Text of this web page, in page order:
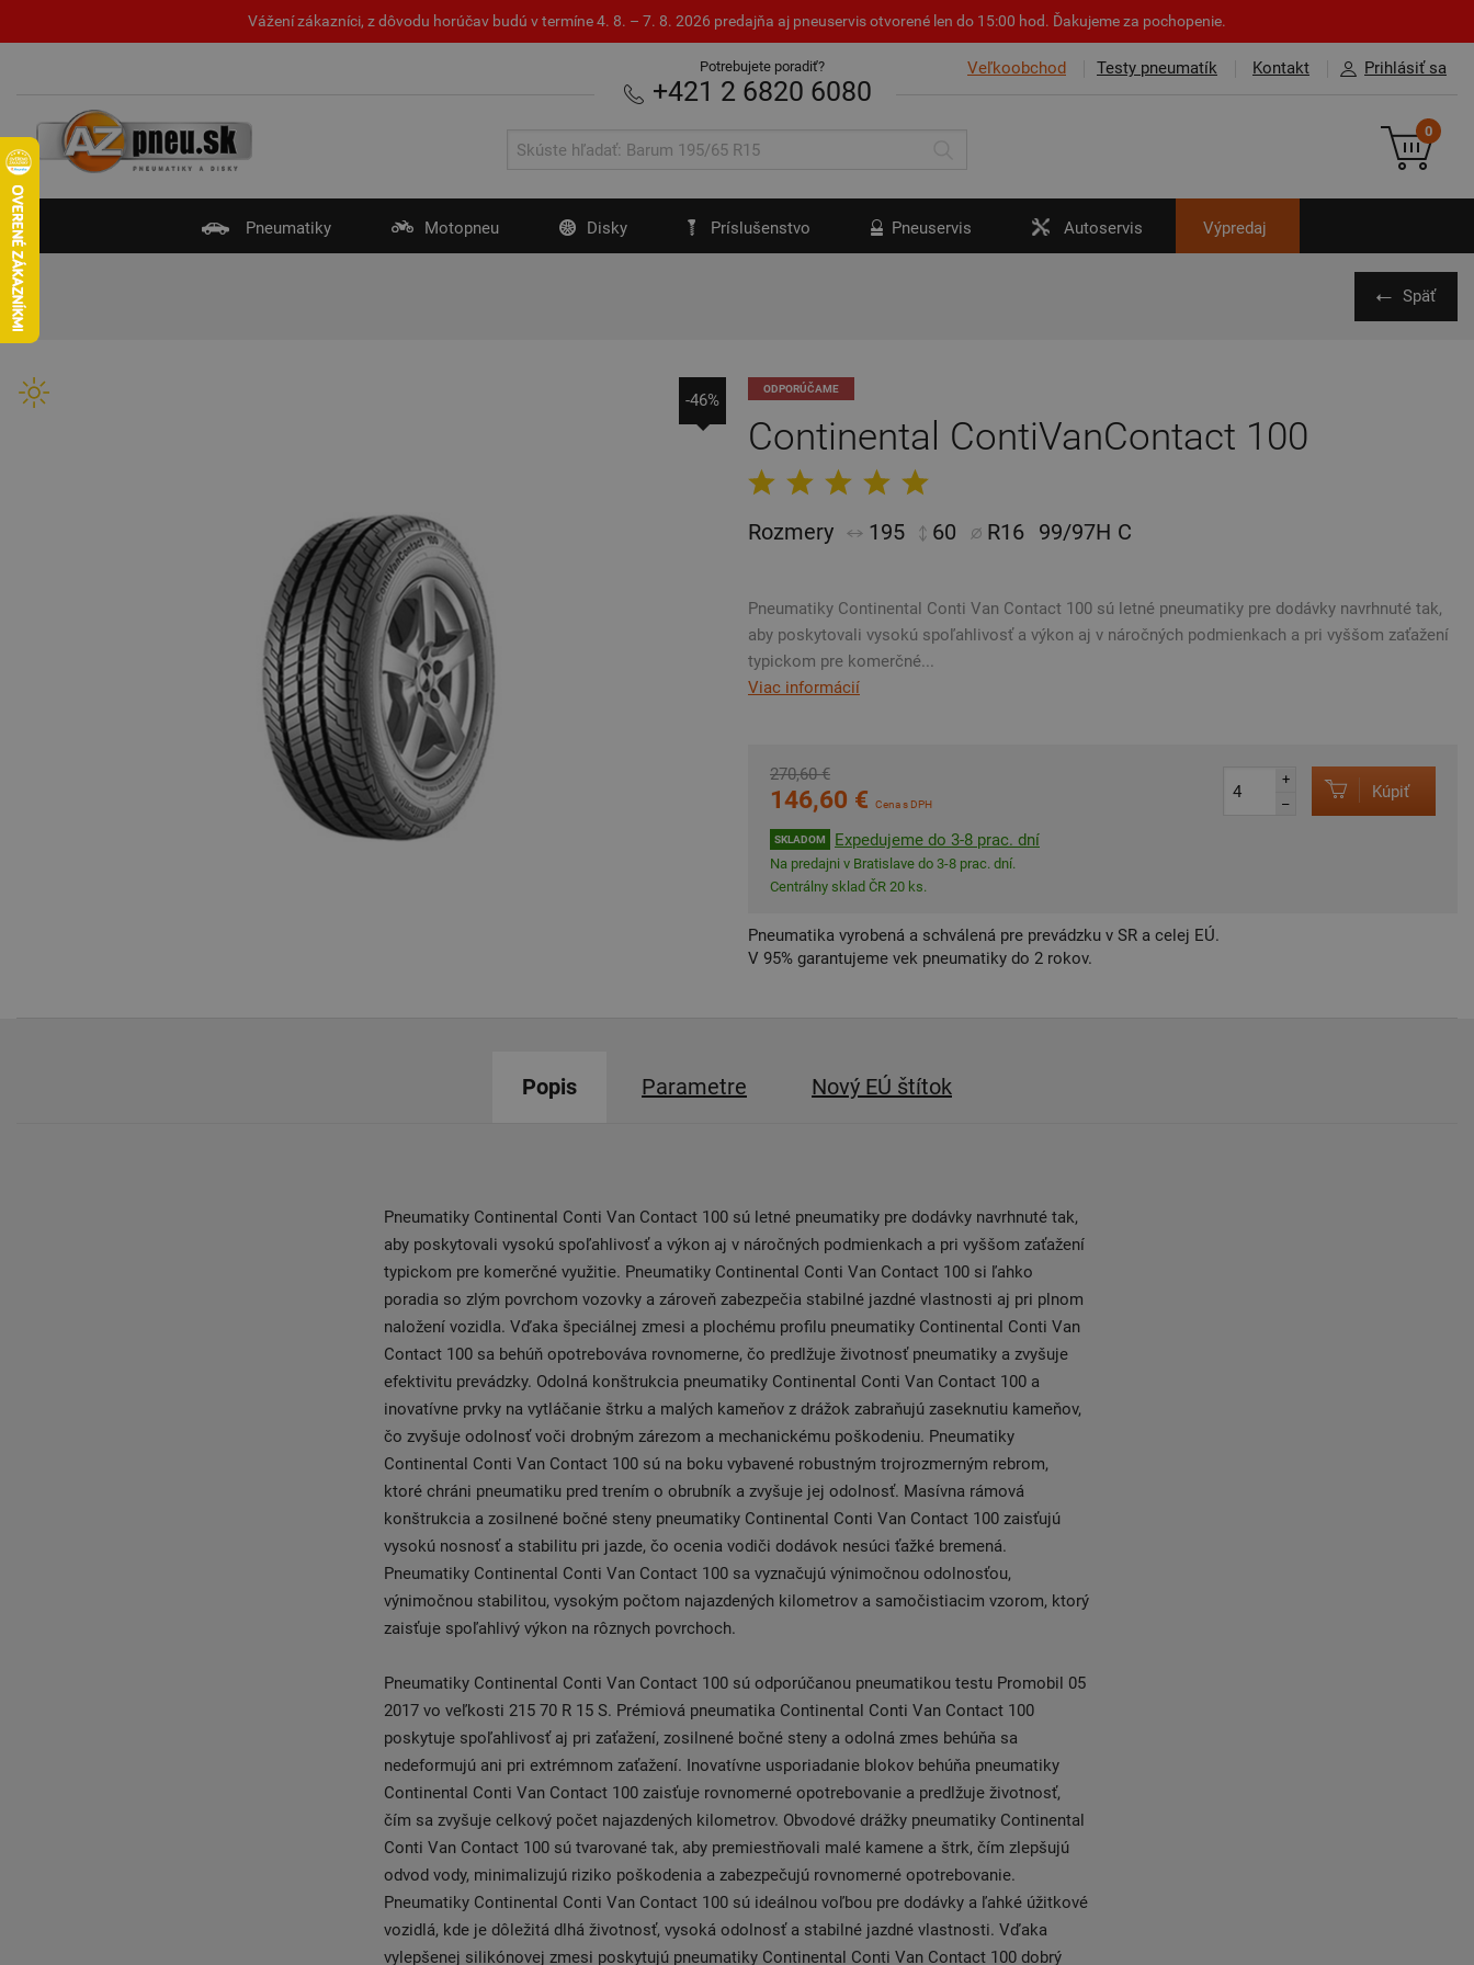
Vážení zákazníci, z dôvodu horúčav budú v termíne 4. 8. – 7. 8. 2026 predajňa aj pneuservis otvorené len do 15:00 hod. Ďakujeme za pochopenie.
Veľkoobchod Testy pneumatík Kontakt Prihlásiť sa
Potrebujete poradiť?
+421 2 6820 6080
0
Pneumatiky Motopneu Disky Príslušenstvo Pneuservis Autoservis Výpredaj
Späť
ODPORÚČAME
Continental ContiVanContact 100
Rozmery 195 60 R16 99/97H C
Pneumatiky Continental Conti Van Contact 100 sú letné pneumatiky pre dodávky navrhnuté tak,
aby poskytovali vysokú spoľahlivosť a výkon aj v náročných podmienkach a pri vyššom zaťažení
typickom pre komerčné...
Viac informácií
270,60 €
146,60 € Cena s DPH
SKLADOM Expedujeme do 3-8 prac. dní
Na predajni v Bratislave do 3-8 prac. dní.
Centrálny sklad ČR 20 ks.
+
–
Kúpiť
Pneumatika vyrobená a schválená pre prevádzku v SR a celej EÚ.
V 95% garantujeme vek pneumatiky do 2 rokov.
-46%
Popis Parametre Nový EÚ štítok
Pneumatiky Continental Conti Van Contact 100 sú letné pneumatiky pre dodávky navrhnuté tak,
aby poskytovali vysokú spoľahlivosť a výkon aj v náročných podmienkach a pri vyššom zaťažení
typickom pre komerčné využitie. Pneumatiky Continental Conti Van Contact 100 si ľahko
poradia so zlým povrchom vozovky a zároveň zabezpečia stabilné jazdné vlastnosti aj pri plnom
naložení vozidla. Vďaka špeciálnej zmesi a plochému profilu pneumatiky Continental Conti Van
Contact 100 sa behúň opotrebováva rovnomerne, čo predlžuje životnosť pneumatiky a zvyšuje
efektivitu prevádzky. Odolná konštrukcia pneumatiky Continental Conti Van Contact 100 a
inovatívne prvky na vytláčanie štrku a malých kameňov z drážok zabraňujú zaseknutiu kameňov,
čo zvyšuje odolnosť voči drobným zárezom a mechanickému poškodeniu. Pneumatiky
Continental Conti Van Contact 100 sú na boku vybavené robustným trojrozmerným rebrom,
ktoré chráni pneumatiku pred trením o obrubník a zvyšuje jej odolnosť. Masívna rámová
konštrukcia a zosilnené bočné steny pneumatiky Continental Conti Van Contact 100 zaisťujú
vysokú nosnosť a stabilitu pri jazde, čo ocenia vodiči dodávok nesúci ťažké bremená.
Pneumatiky Continental Conti Van Contact 100 sa vyznačujú výnimočnou odolnosťou,
výnimočnou stabilitou, vysokým počtom najazdených kilometrov a samočistiacim vzorom, ktorý
zaisťuje spoľahlivý výkon na rôznych povrchoch.
Pneumatiky Continental Conti Van Contact 100 sú odporúčanou pneumatikou testu Promobil 05
2017 vo veľkosti 215 70 R 15 S. Prémiová pneumatika Continental Conti Van Contact 100
poskytuje spoľahlivosť aj pri zaťažení, zosilnené bočné steny a odolná zmes behúňa sa
nedeformujú ani pri extrémnom zaťažení. Inovatívne usporiadanie blokov behúňa pneumatiky
Continental Conti Van Contact 100 zaisťuje rovnomerné opotrebovanie a predlžuje životnosť,
čím sa zvyšuje celkový počet najazdených kilometrov. Obvodové drážky pneumatiky Continental
Conti Van Contact 100 sú tvarované tak, aby premiestňovali malé kamene a štrk, čím zlepšujú
odvod vody, minimalizujú riziko poškodenia a zabezpečujú rovnomerné opotrebovanie.
Pneumatiky Continental Conti Van Contact 100 sú ideálnou voľbou pre dodávky a ľahké úžitkové
vozidlá, kde je dôležitá dlhá životnosť, vysoká odolnosť a stabilné jazdné vlastnosti. Vďaka
vylepšenej silikónovej zmesi poskytujú pneumatiky Continental Conti Van Contact 100 dobrý